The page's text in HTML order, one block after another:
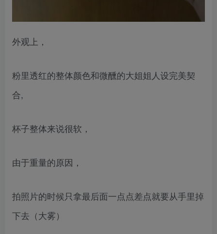
外观上，
粉里透红的整体颜色和微醺的大姐姐人设完美契
合,
杯子整体来说很软，
由于重量的原因，
拍照片的时候只拿最后面一点点差点就要从手里掉
下去（大雾）